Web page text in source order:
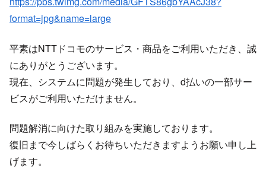
format=jpg&name=large
平素はNTTドコモのサービス・商品をご利用いただき、誠
にありがとうございます。
現在、システムに問題が発生しており、d払いの一部サー
ビスがご利用いただけません。
問題解消に向けた取り組みを実施しております。
復旧まで今しばらくお待ちいただきますようお願い申し上
げます。